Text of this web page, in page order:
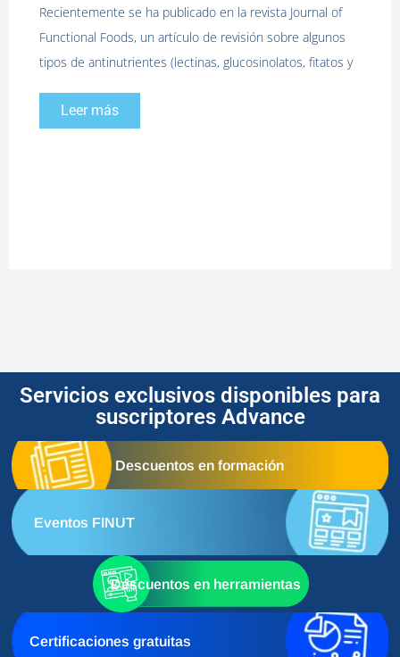
Recientemente se ha publicado en la revista Journal of
Functional Foods, un artículo de revisión sobre algunos
tipos de antinutrientes (lectinas, glucosinolatos, fitatos y
Leer más
Servicios exclusivos disponibles para
suscriptores Advance
Descuentos en formación
Eventos FINUT
Descuentos en herramientas
Certificaciones gratuitas